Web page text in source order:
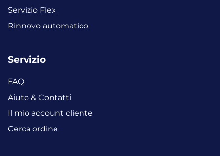
Servizio Flex
Rinnovo automatico
Servizio
FAQ
Aiuto & Contatti
Il mio account cliente
Cerca ordine